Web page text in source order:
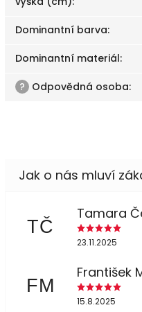
Dominantní barva:
Dominantní materiál:
? Odpovědná osoba:
TČ
Tamara
23.11.2025
FM
František
15.8.2025